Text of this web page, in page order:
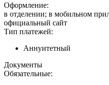
Оформление:
в отделении; в мобильном
официальный сайт
Тип платежей:
Аннуитетный
Документы
Обязательные: